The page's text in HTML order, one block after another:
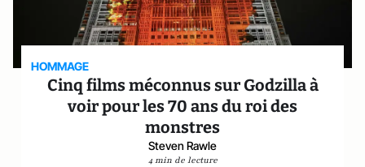
HOMMAGE
Cinq films méconnus sur Godzilla à
voir pour les 70 ans du roi des
monstres
Steven Rawle
4 min de lecture